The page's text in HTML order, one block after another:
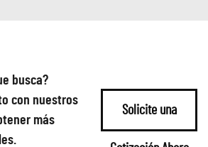
busca?
con nuestros
más
Solicite una